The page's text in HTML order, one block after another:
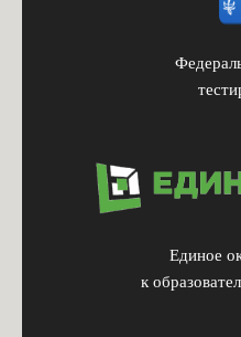
Единое
к